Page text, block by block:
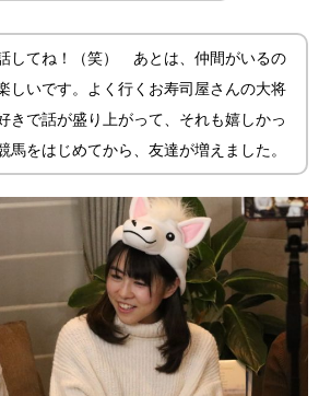
してね！（笑） あとは、仲間がいるの
しいです。よく行くお寿司屋さんの大将
きで話が盛り上がって、それも嬉しかっ
馬をはじめてから、友達が増えました。